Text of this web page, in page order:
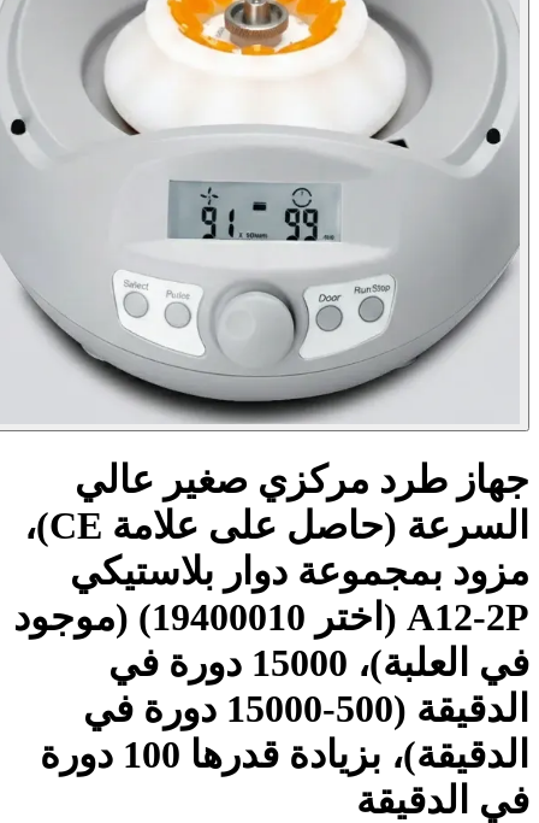
طرد مركزي صغير عالي
السرعة (حاصل على علامة CE)،
بمجموعة دوار بلاستيكي
A12-2P (اختر 19400010) (موجود
في العلبة)، 15000 دورة في
الدقيقة (500-15000 دورة في
الدقيقة)، بزيادة قدرها 100 دورة
الدقيقة